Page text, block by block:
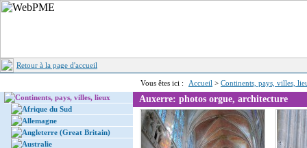
Retour à la page d'accueil
Vous êtes ici : Accueil > Continents, pays, villes,
Continents, pays, villes, lieux
Afrique du Sud
Allemagne
Angleterre (Great Britain)
Australie
Auxerre: photos orgue, architecture